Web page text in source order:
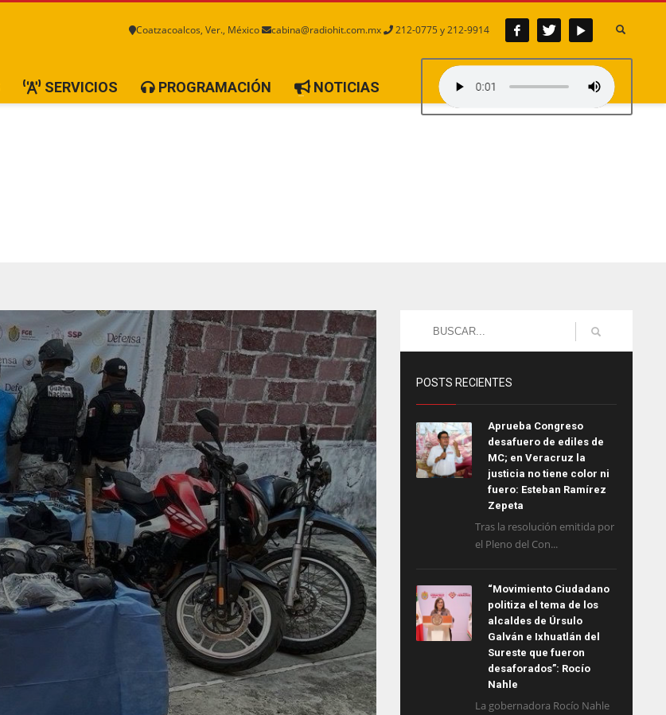
Coatzacoalcos, Ver., México cabina@radiohit.com.mx 212-0775 y 212-9914
SERVICIOS PROGRAMACIÓN NOTICIAS
POSTS RECIENTES
Aprueba Congreso
desafuero de ediles de
MC; en Veracruz la
justicia no tiene color ni
fuero: Esteban Ramírez
Zepeta
Tras la resolución emitida por
el Pleno del Con...
“Movimiento Ciudadano
politiza el tema de los
alcaldes de Úrsulo
Galván e Ixhuatlán del
Sureste que fueron
desaforados”: Rocío
Nahle
La gobernadora Rocío Nahle